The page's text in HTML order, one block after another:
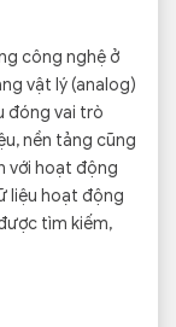
công nghệ ở
vật lý (analog)
đóng vai trò
nền tảng cũng
với hoạt động
liệu hoạt động
tìm kiếm,